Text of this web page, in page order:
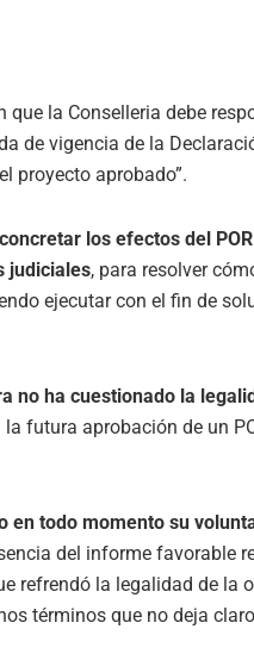
la Conselleria debe
de vigencia de la
proyecto aprobado”.
los efectos del
judiciales, para resolver
ejecutar con el fin de
no ha cuestionado la
futura aprobación de un
en todo momento su
del informe favorable
refrendó la legalidad de la
términos que no deja